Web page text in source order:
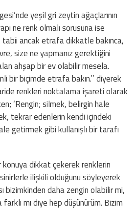
yeşil gri zeytin ağaçlarının
ne renk olmalı sorusuna ise
tabii ancak etrafa dikkatle bakınca,
size ne yapmanız gerektiğini
ahşap bir ev olabilir mesela.
bir biçimde etrafa bakın.’’ diyerek
renkleri noktalama işareti olarak
‘Rengin; silmek, belirgin hale
tekrar edenlerin kendi içindeki
getirmek gibi kullanışlı bir tarafı
konuya dikkat çekerek renklerin
ilişkili olduğunu söyleyerek
bizimkinden daha zengin olabilir mi,
mı diye hep düşünürüm. Bizim